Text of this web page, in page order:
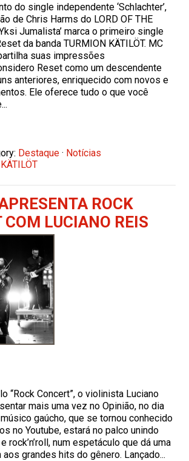
do single independente ‘Schlachter’,
de Chris Harms do LORD OF THE
Jumalista’ marca o primeiro single
da banda TURMION KÄTILÖT. MC
suas impressões
Reset como um descendente
anteriores, enriquecido com novos e
Ele oferece tudo o que você
Destaque · Notícias
ROCK
COM LUCIANO REIS
“Rock Concert”, o violinista Luciano
mais uma vez no Opinião, no dia
gaúcho, que se tornou conhecido
no Youtube, estará no palco unindo
rock’n’roll, num espetáculo que dá uma
aos grandes hits do gênero. Lançado...